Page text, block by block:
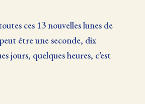
ces 13 nouvelles lunes de
être une seconde, dix
jours, quelques heures, c’est